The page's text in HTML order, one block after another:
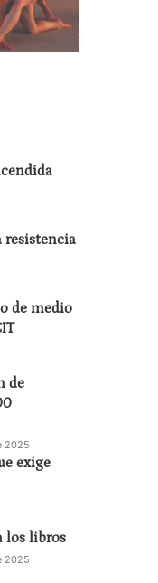
resistencia
de medio
de
2025
exige
los libros
2025